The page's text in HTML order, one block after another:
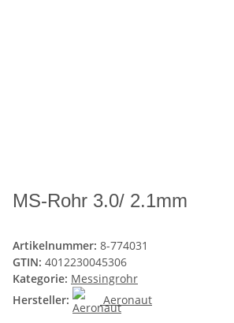
MS-Rohr 3.0/ 2.1mm
Artikelnummer: 8-774031
GTIN: 4012230045306
Kategorie: Messingrohr
Hersteller:
Aeronaut